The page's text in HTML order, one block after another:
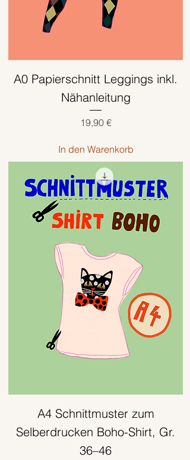
A0 Papierschnitt Leggings inkl.
Nähanleitung
Preis
19,90 €
In den Warenkorb
A4 Schnittmuster zum
Selberdrucken Boho-Shirt, Gr.
36–46